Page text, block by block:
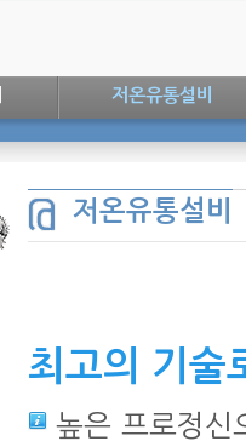
저온유통설비
저온유통설비
최고의 기술
높은 프로정신